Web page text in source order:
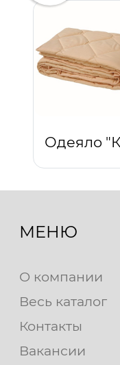
МЕНЮ
О компании
Весь каталог
Контакты
Вакансии